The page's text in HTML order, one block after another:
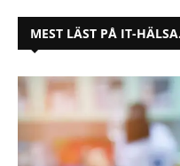
MEST LÄST PÅ IT-